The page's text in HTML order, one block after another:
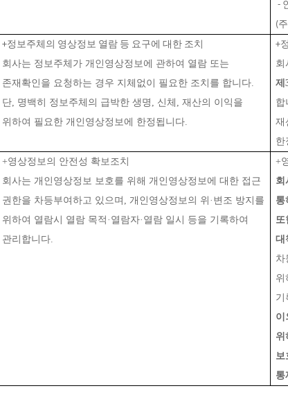
-
(
+정보주체의 영상정보 열람 등 요구에 대한 조치
회사는 정보주체가 개인영상정보에 관하여 열람 또는
존재확인을 요청하는 경우 지체없이 필요한 조치를 합니다.
단, 명백히 정보주체의 급박한 생명, 신체, 재산의 이익을
위하여 필요한 개인영상정보에 한정됩니다.
+
제
합
재
한
+영상정보의 안전성 확보조치
회사는 개인영상정보 보호를 위해 개인영상정보에 대한 접근
권한을 차등부여하고 있으며, 개인영상정보의 위·변조 방지를
위하여 열람시 열람 목적·열람자·열람 일시 등을 기록하여
관리합니다.
+
회
통
또
대
차
위
기
이
위
보
통